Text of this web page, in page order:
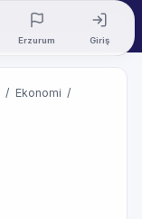
Erzurum Giriş
/ Ekonomi /